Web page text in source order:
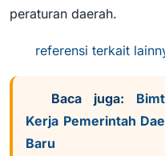
peraturan daerah.
referensi terkait
Baca juga:
Kerja Pemerintah
Baru